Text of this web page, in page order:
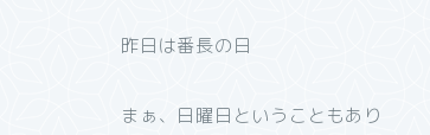
昨日は番長の日
まぁ、日曜日ということもあり